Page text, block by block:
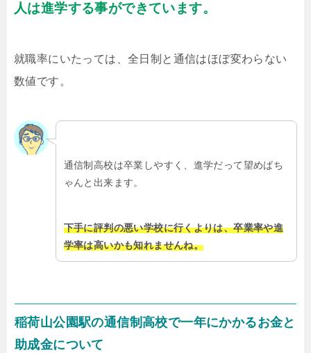
人は進学する事ができています。
就職率にいたっては、全日制と通信はほぼ変わらない
数値です。
通信制高校は卒業しやすく、進学だって望めばち
ゃんと出来ます。
下手に評判の悪い学校に行くよりは、卒業率や進
学率は高いかも知れませんね。
稲荷山公園駅の通信制高校で一年にかかるお金と
助成金について